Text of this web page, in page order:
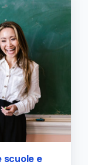
scuole e